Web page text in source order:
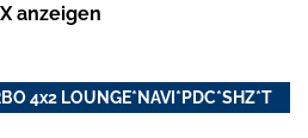
anzeigen
4x2 LOUNGE*NAVI*PDC*SHZ*T